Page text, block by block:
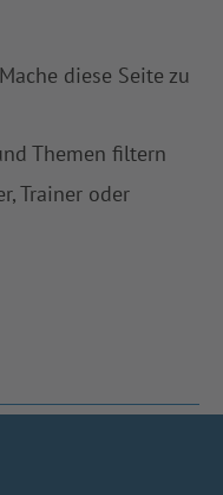
diese Seite zu
Themen filtern
Trainer oder